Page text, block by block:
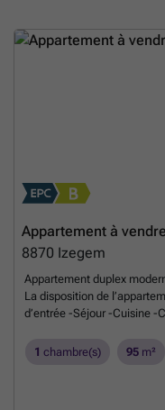
Appartement à vendre
8870 Izegem
Appartement duplex
La disposition de
d’entrée -Séjour -Cuisine -
bains Atouts
Planifiez rapidement
1 chambre(s) 95 m²